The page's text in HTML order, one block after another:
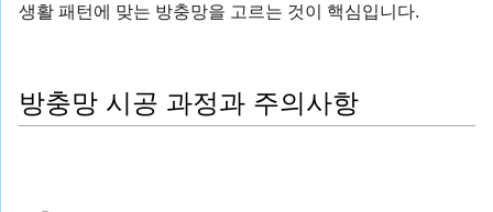
생활 패턴에 맞는 방충망을 고르는 것이 핵심입니다.
방충망 시공 과정과 주의사항